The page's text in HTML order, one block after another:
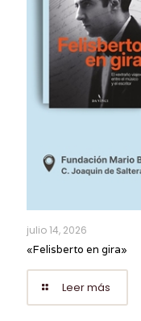
julio 14, 2026
«Felisberto en gira»
Leer más